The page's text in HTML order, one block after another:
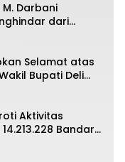
Darbani
dari
Selamat atas
Bupati Deli
Aktivitas
Bandar